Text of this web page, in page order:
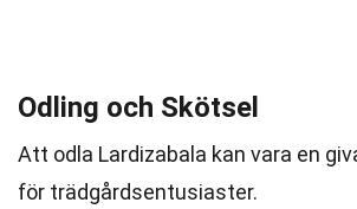
Odling och Skötsel
Att odla Lardizabala kan vara en
för trädgårdsentusiaster.